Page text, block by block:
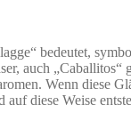
bedeutet,
auch
Wenn diese
auf diese Weise